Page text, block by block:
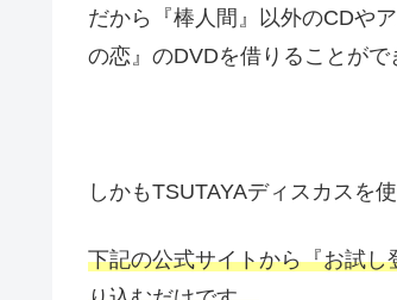
だから『棒人間』以外のCDや
の恋』のDVDを借りることがで
しかもTSUTAYAディスカスを
下記の公式サイトから『お試